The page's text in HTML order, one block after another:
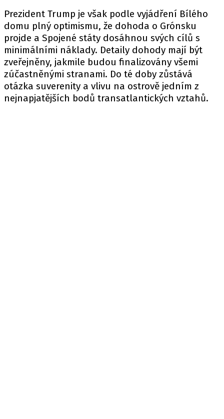
Prezident Trump je však podle vyjádření Bílého
domu plný optimismu, že dohoda o Grónsku
projde a Spojené státy dosáhnou svých cílů s
minimálními náklady. Detaily dohody mají být
zveřejněny, jakmile budou finalizovány všemi
zúčastněnými stranami. Do té doby zůstává
otázka suverenity a vlivu na ostrově jedním z
nejnapjatějších bodů transatlantických vztahů.